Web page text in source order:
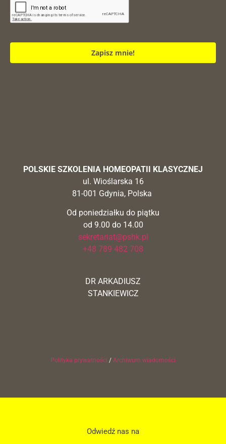
Zapisz mnie!
POLSKIE SZKOLENIA HOMEOPATII KLASYCZNEJ
ul. Wioślarska 16
81-001 Gdynia, Polska
Od poniedziałku do piątku
od 9.00 do 14.00
sekretariat@pshk.pl
+48 789 482 708
DR ARKADIUSZ
STANKIEWICZ
Polityka prywatności / Archiwum wiadomości
Odwiedź nas na